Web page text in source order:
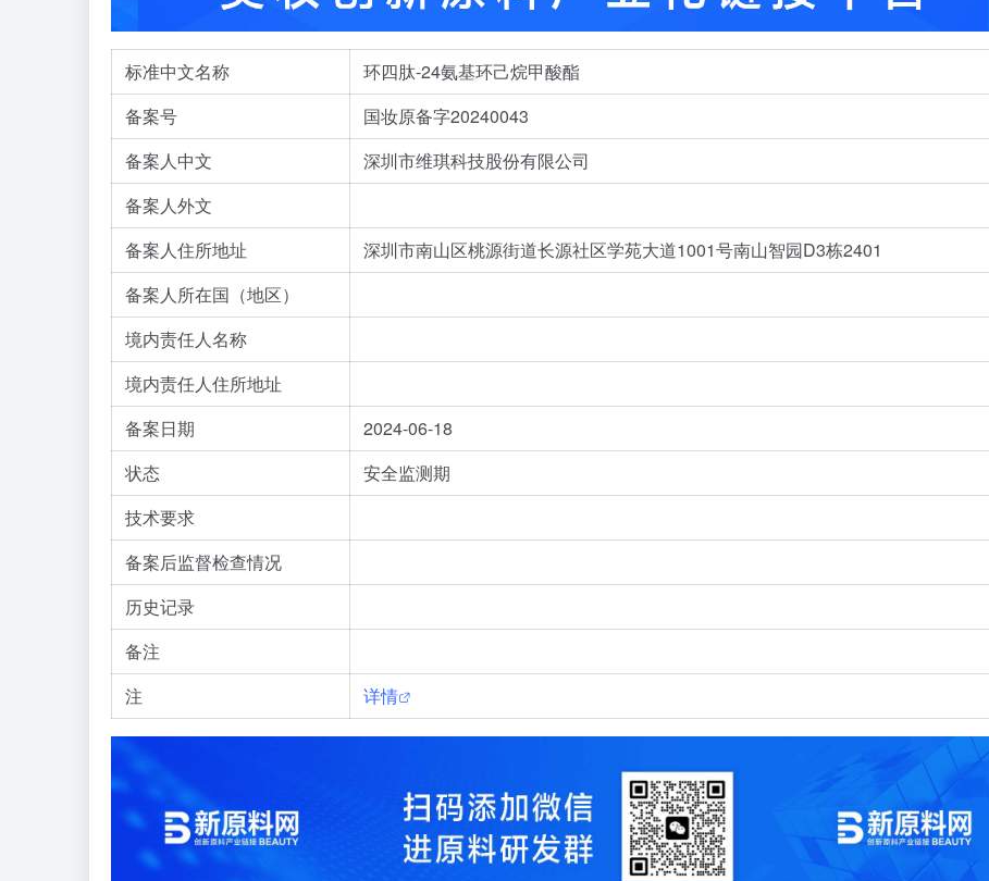
标准中文名称
环四肽-24氨基环己烷甲酸酯
备案号
国妆原备字20240043
备案人中文
深圳市维琪科技股份有限公司
备案人外文
备案人住所地址
深圳市南山区桃源街道长源社区学苑大道1001号南山智园D3栋2401
备案人所在国（地区）
境内责任人名称
境内责任人住所地址
备案日期
2024-06-18
状态
安全监测期
技术要求
备案后监督检查情况
历史记录
备注
注
详情